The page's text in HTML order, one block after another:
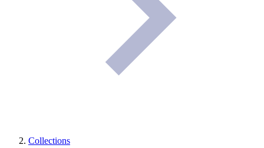
Collections